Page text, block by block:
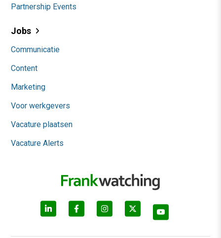
Partnership Events
Jobs
Communicatie
Content
Marketing
Voor werkgevers
Vacature plaatsen
Vacature Alerts